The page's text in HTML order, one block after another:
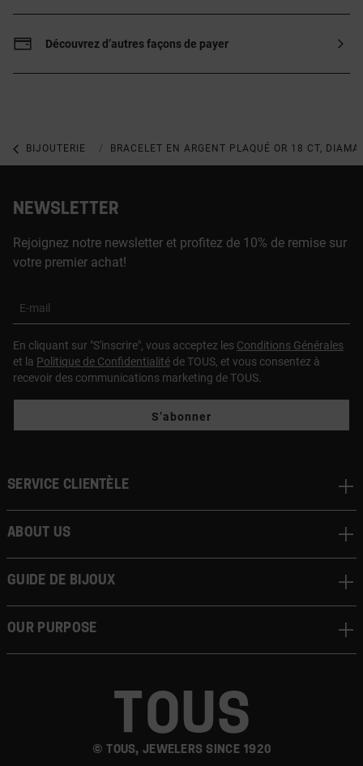
sterling plaqué or de 18 à 23 ct et 3
garantit une plus grande durabilité du
Découvrez d’autres façons de payer
BIJOUTERIE BIJOUX EN ARGENT 925
BRACELET EN ARGENT PLAQUÉ OR 18 CT,
NEWSLETTER
Rejoignez notre newsletter et profitez de 10% de remise sur
votre premier achat!
E-mail
En cliquant sur "S'inscrire", vous acceptez les Conditions Générales
et la Politique de Confidentialité de TOUS, et vous consentez à
recevoir des communications marketing de TOUS.
S’abonner
© TOUS, JEWELERS SINCE 1920
Service clientèle
About us
Guide de bijoux
Our Purpose